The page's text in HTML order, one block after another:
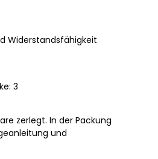
Widerstandsfähigkeit
3
zerlegt. In der Packung
und